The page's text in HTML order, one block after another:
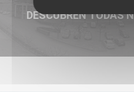
DESCUBREN TODAS